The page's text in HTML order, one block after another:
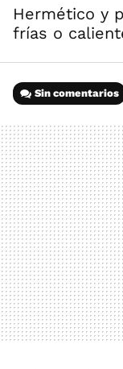
Hermético y
frías o
Sin comentarios